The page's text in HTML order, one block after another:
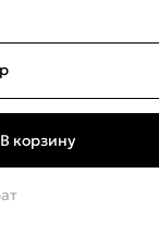
В корзину